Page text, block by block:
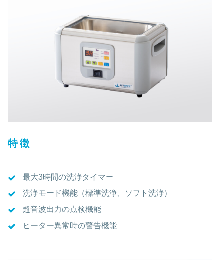
SEARCH
特徴
最大3時間の洗浄タイマー
洗浄モード機能（標準洗浄、ソフト洗浄）
超音波出力の点検機能
ヒーター異常時の警告機能